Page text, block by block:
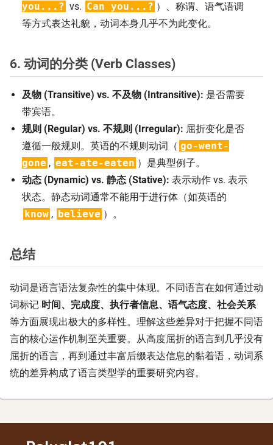
you...? vs. Can you...? ）、称谓、语气语调
等方式表达礼貌，动词本身几乎不为此变化。
6. 动词的分类 (Verb Classes)
及物 (Transitive) vs. 不及物 (Intransitive): 是否需要
带宾语。
规则 (Regular) vs. 不规则 (Irregular): 屈折变化是否
遵循一般规则。英语的不规则动词（ go-went-
gone , eat-ate-eaten ）是典型例子。
动态 (Dynamic) vs. 静态 (Stative): 表示动作 vs. 表示
状态。静态动词通常不能用于进行体（如英语的
know , believe ）。
总结
动词是语言语法复杂性的集中体现。不同语言在如何通过动
词标记 时间、完成度、执行者信息、语气态度、社会关系
等方面展现出极大的多样性。理解这些差异对于把握不同语
言的核心运作机制至关重要。从高度屈折的语言到几乎没有
屈折的语言，再到通过丰富后缀表达信息的黏着语，动词系
统的差异构成了语言类型学的重要研究内容。